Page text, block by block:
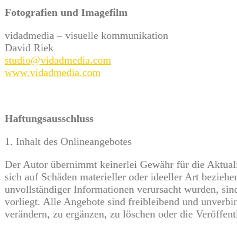
Fotografien und Imagefilm
vidadmedia – visuelle kommunikation
David Riek
studio@vidadmedia.com
www.vidadmedia.com
Haftungsausschluss
1. Inhalt des Onlineangebotes
Der Autor übernimmt keinerlei Gewähr für die
sich auf Schäden materieller oder ideeller Art
unvollständiger Informationen verursacht wurden,
vorliegt. Alle Angebote sind freibleibend und
verändern, zu ergänzen, zu löschen oder die